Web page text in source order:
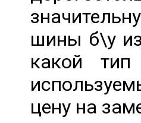
шины б\у из
какой тип
цену на